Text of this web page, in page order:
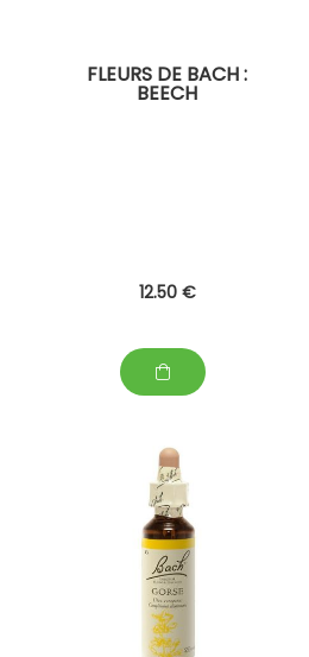
FLEURS DE BACH :
BEECH
12.50 €